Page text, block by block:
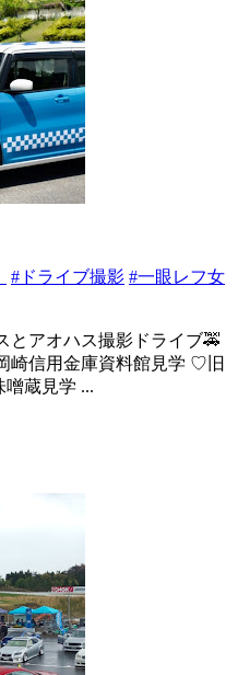
#ドライブ撮影 #一眼レフ女
とアオハス撮影ドライブ🚕
信用金庫資料館見学 ♡旧
蔵見学 ...